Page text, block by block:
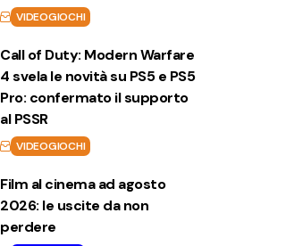
VIDEOGIOCHI
Call of Duty: Modern Warfare
4 svela le novità su PS5 e PS5
Pro: confermato il supporto
al PSSR
VIDEOGIOCHI
Film al cinema ad agosto
2026: le uscite da non
perdere